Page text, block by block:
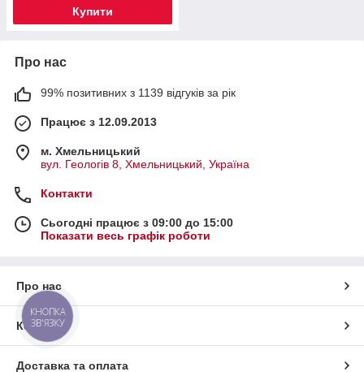
Купити
Про нас
99% позитивних з 1139 відгуків за рік
Працює з 12.09.2013
м. Хмельницький
вул. Геологів 8, Хмельницький, Україна
Контакти
Сьогодні працює з 09:00 до 15:00
Показати весь графік роботи
Про нас
Контакти
Доставка та оплата
КНОПКА
ЗВ'ЯЗКУ